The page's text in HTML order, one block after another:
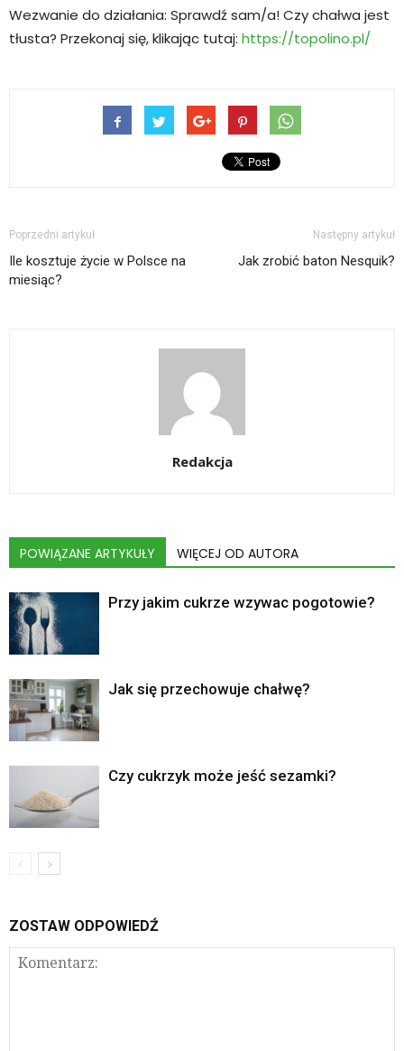
Wezwanie do działania: Sprawdź sam/a! Czy chałwa jest
tłusta? Przekonaj się, klikając tutaj: https://topolino.pl/
Poprzedni artykuł
Ile kosztuje życie w Polsce na
miesiąc?
Następny artykuł
Jak zrobić baton Nesquik?
Redakcja
POWIĄZANE ARTYKUŁY WIĘCEJ OD AUTORA
Przy jakim cukrze wzywac pogotowie?
Jak się przechowuje chałwę?
Czy cukrzyk może jeść sezamki?
ZOSTAW ODPOWIEDŹ